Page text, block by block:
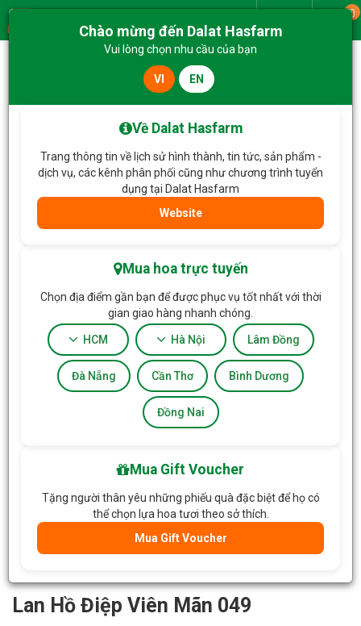
Menu
0
Lan Hồ Điệp Viên Mãn 049
Lan Hồ Điệp Viên Mãn 049
Chào mừng đến Dalat Hasfarm
Vui lòng chọn nhu cầu của bạn
VI EN
Về Dalat Hasfarm
Trang thông tin về lịch sử hình thành, tin tức, sản phẩm -
dịch vụ, các kênh phân phối cũng như chương trình tuyển
dụng tại Dalat Hasfarm
Website
Mua hoa trực tuyến
Chọn địa điểm gần bạn để được phục vụ tốt nhất với thời
gian giao hàng nhanh chóng.
HCM Hà Nội Lâm Đồng
Đà Nẵng Cần Thơ Bình Dương
Đồng Nai
Mua Gift Voucher
Tặng người thân yêu những phiếu quà đặc biệt để họ có
thể chọn lựa hoa tươi theo sở thích.
Mua Gift Voucher